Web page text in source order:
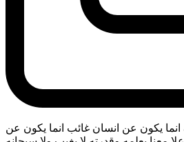
انما يكون عن انسان غائب انما يكون عن